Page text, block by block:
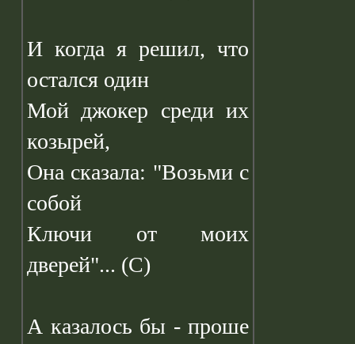
И когда я решил, что
остался один
Мой джокер среди их
козырей,
Она сказала: "Возьми с
собой
Ключи от моих
дверей"... (С)
А казалось бы - проше